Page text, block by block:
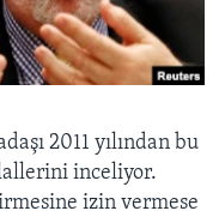
2011 yılından bu
inceliyor.
izin vermese